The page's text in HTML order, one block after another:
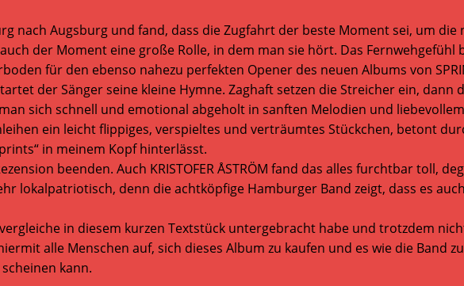
nach Augsburg und fand, dass die Zugfahrt der beste Moment sei, um die
der Moment eine große Rolle, in dem man sie hört. Das
für den ebenso nahezu perfekten Opener des neuen Albums von
der Sänger seine kleine Hymne. Zaghaft setzen die Streicher ein, dann
man sich schnell und emotional abgeholt in sanften Melodien und
ein leicht flippiges, verspieltes und verträumtes Stückchen, betont
in meinem Kopf hinterlässt.
beenden. Auch KRISTOFER ÅSTRÖM fand das alles furchtbar toll,
lokalpatriotisch, denn die achtköpfige Hamburger Band zeigt, dass es
in diesem kurzen Textstück untergebracht habe und trotzdem
alle Menschen auf, sich dieses Album zu kaufen und es wie die Band
kann.